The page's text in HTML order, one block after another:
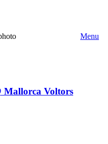
Menu
Mallorca Voltors